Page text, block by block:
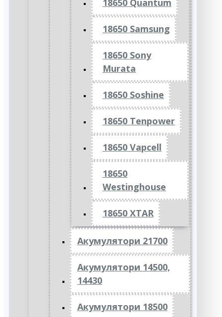
18650 Quantum
18650 Samsung
18650 Sony
Murata
18650 Soshine
18650 Tenpower
18650 Vapcell
18650
Westinghouse
18650 XTAR
Акумулятори 21700
Акумулятори 14500,
14430
Акумулятори 18500